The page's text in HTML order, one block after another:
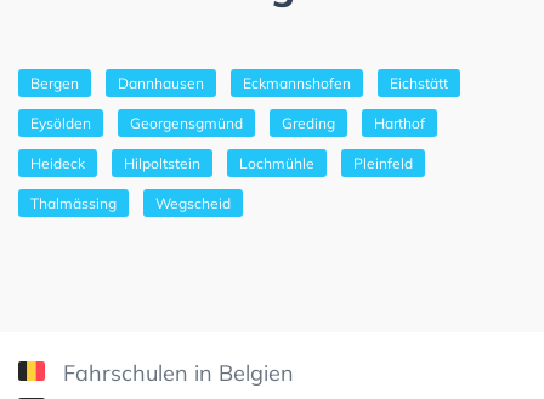
Bergen Dannhausen Eckmannshofen Eichstätt
Eysölden Georgensgmünd Greding Harthof
Heideck Hilpoltstein Lochmühle Pleinfeld
Thalmässing Wegscheid
Fahrschulen in Belgien